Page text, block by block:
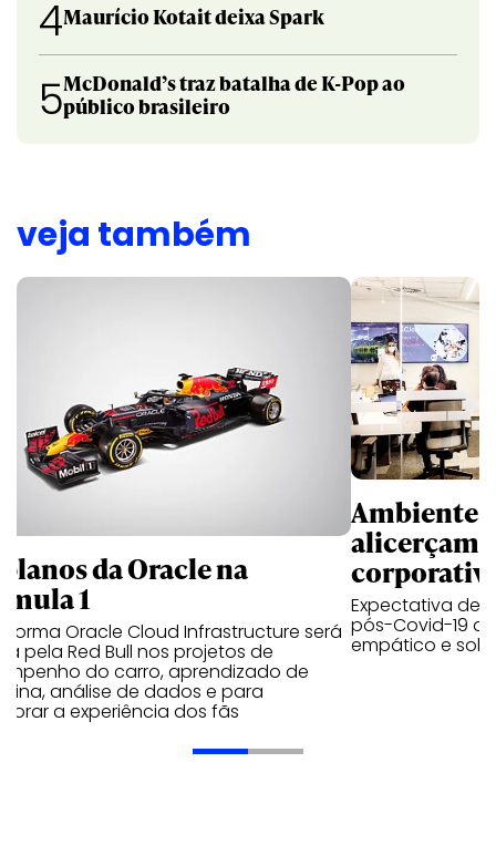
4Maurício Kotait deixa Spark
5McDonald’s traz batalha de K-Pop ao
público brasileiro
veja também
da Oracle na
1
Oracle Cloud Infrastructure será
pela Red Bull nos projetos de
do carro, aprendizado de
análise de dados e para
a experiência dos fãs
Ambientes
alicerçam
Expectativa de
pós-Covid-19
empático e